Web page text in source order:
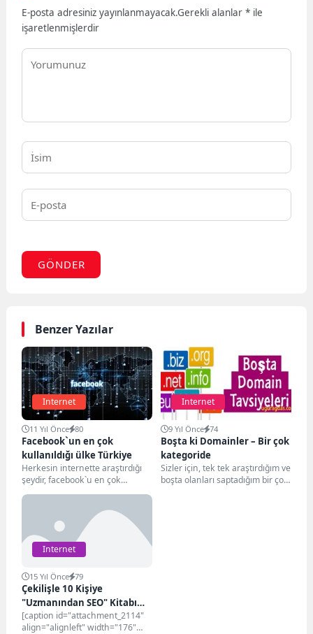
E-posta adresiniz yayınlanmayacak.Gerekli alanlar* ile
işaretlenmişlerdir
GÖNDER
Benzer Yazılar
Internet
11 Yıl Önce 80
Facebook`un en çok
kullanıldığı ülke Türkiye
Herkesin internette araştırdığı
şeydir, facebook`u en çok
kullanan ülke hangisi. İşte bu
Internet
9 Yıl Önce 74
Boşta ki Domainler – Bir çok
kategoride
Sizler için, tek tek araştırdığım ve
boşta olanları saptadığım bir çok
Internet
15 Yıl Önce 79
Çekilişle 10 Kişiye
"Uzmanından SEO" Kitabı
Wmaraci
[caption id="attachment_2114"
align="alignleft" width="176"